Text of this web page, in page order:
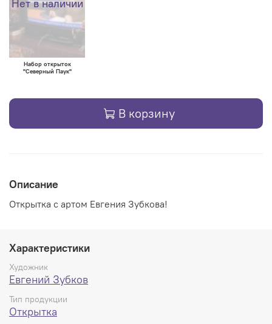
Нет в наличии
Набор открыток
"Северный Паук"
В корзину
Описание
Открытка с артом Евгения Зубкова!
Характеристики
Художник
Евгений Зубков
Тип продукции
Открытка